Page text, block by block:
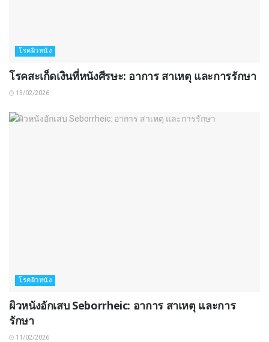
โรคผิวหนัง
โรคสะเก็ดเงินที่หนังศีรษะ: อาการ สาเหตุ และการรักษา
13/02/2026
โรคผิวหนัง
ผิวหนังอักเสบ Seborrheic: อาการ สาเหตุ และการ
รักษา
11/02/2026